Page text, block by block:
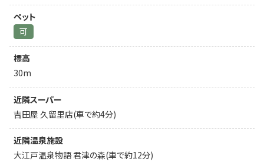
ペット
可
標高
30m
近隣スーパー
吉田屋 久留里店(車で約4分)
近隣温泉施設
大江戸温泉物語 君津の森(車で約12分)